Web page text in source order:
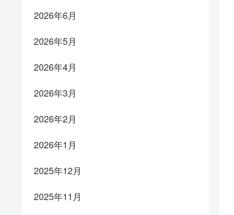
2026年6月
2026年5月
2026年4月
2026年3月
2026年2月
2026年1月
2025年12月
2025年11月